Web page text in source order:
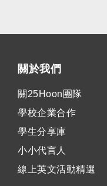
關於我們
關25Hoon團隊
學校企業合作
學生分享庫
小小代言人
線上英文活動精選